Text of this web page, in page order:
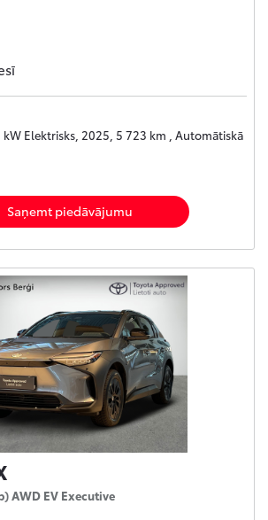
Elektrisks, 2025, 5 723 km , Automātiskā
Saņemt piedāvājumu
AWD EV Executive